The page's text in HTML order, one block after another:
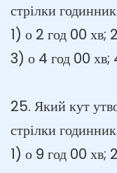
стрілки
1) о 2 год 00 хв;
3) о 4 год 00 хв;
25. Який кут
стрілки
1) о 9 год 00 хв;